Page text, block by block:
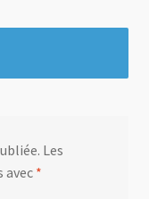
Les
avec *